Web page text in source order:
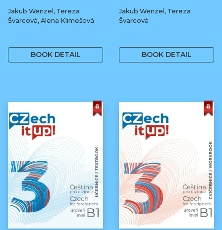
Jakub Wenzel, Tereza
Švarcová, Alena Klimešová
BOOK DETAIL
Jakub Wenzel, Tereza
Švarcová
BOOK DETAIL